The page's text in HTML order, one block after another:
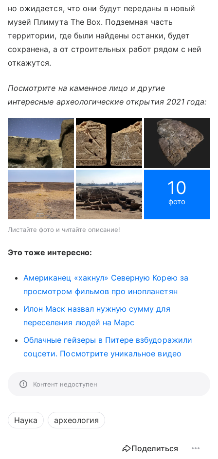
но ожидается, что они будут переданы в новый
музей Плимута The Box. Подземная часть
территории, где были найдены останки, будет
сохранена, а от строительных работ рядом с ней
откажутся.
Посмотрите на каменное лицо и другие
интересные археологические открытия 2021 года:
10
фото
Листайте фото и читайте описание!
Это тоже интересно:
Американец «хакнул» Северную Корею за
просмотром фильмов про инопланетян
Илон Маск назвал нужную сумму для
переселения людей на Марс
Облачные гейзеры в Питере взбудоражили
соцсети. Посмотрите уникальное видео
Контент недоступен
Наука археология
Поделиться